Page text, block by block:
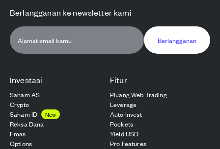
Investasi
Saham AS
Crypto
Saham ID
New
Reksa Dana
Emas
Options
Fitur
Pluang Web Trading
Leverage
Auto Invest
Pockets
Yield USD
Pro Features
Berlangganan ke newsletter kami
Berlangganan